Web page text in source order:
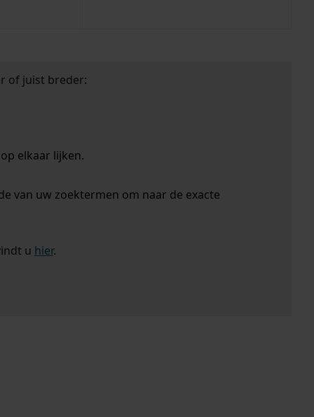
of juist breder:
elkaar lijken.
van uw zoektermen om naar de exacte
u hier.